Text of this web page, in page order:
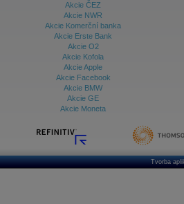
Akcie ČEZ
Akcie NWR
Akcie Komerční banka
Akcie Erste Bank
Akcie O2
Akcie Kofola
Akcie Apple
Akcie Facebook
Akcie BMW
Akcie GE
Akcie Moneta
Tvorba